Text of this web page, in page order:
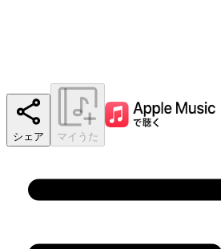
シェア マイうた